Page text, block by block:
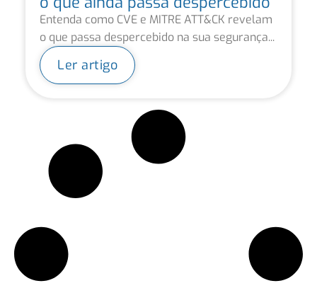
Entenda como CVE e MITRE ATT&CK revelam
o que passa despercebido na sua segurança...
Ler artigo